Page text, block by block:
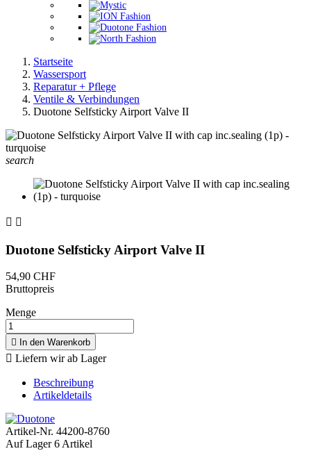
Startseite
Wassersport
Reparatur + Pflege
Ventile & Verbindungen
Duotone Selfsticky Airport Valve II
search
 
Duotone Selfsticky Airport Valve II
54,90 CHF
Bruttopreis
Menge
 In den Warenkorb
 Liefern wir ab Lager
Beschreibung
Artikeldetails
Artikel-Nr. 44200-8760
Auf Lager 6 Artikel